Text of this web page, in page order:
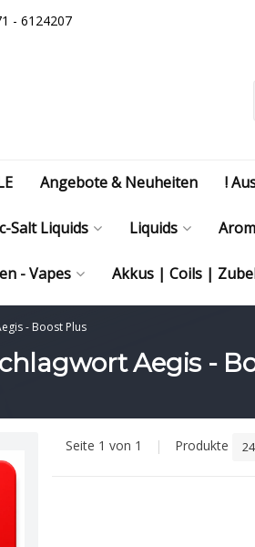
- 6124207
Angebote & Neuheiten !
Salt Liquids Liquids
- Vapes Akkus | Coils |
- Boost Plus
Aegis -
Seite 1 von 1 | Produkte 24